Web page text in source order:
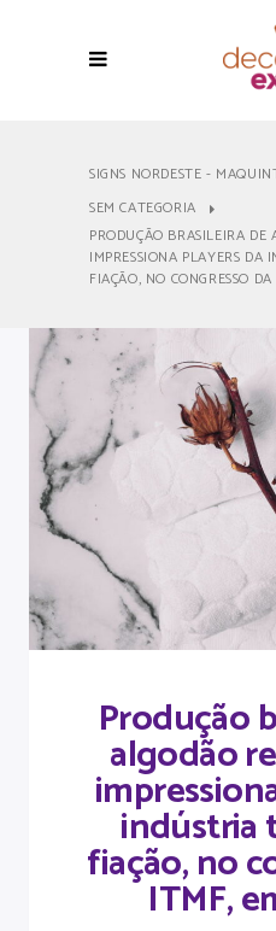
SIGNS NORDESTE -
SEM CATEGORIA
PRODUÇÃO BRASILEIRA DE
IMPRESSIONA PLAYERS DA
FIAÇÃO, NO CONGRESSO
Produção
algodão
indústria
fiação, no
ITMF,